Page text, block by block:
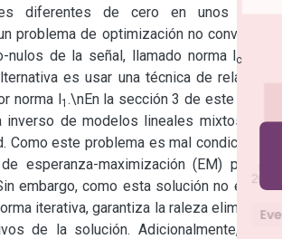
diferentes de cero en unos pocos
problema de optimización no convexo ya
de la señal, llamado norma lc
es usar una técnica de relajación,
norma l1 .\nEn la sección 3 de este trabajo
inverso de modelos lineales mixtos ralos
este problema es mal condicionado
esperanza-maximización (EM) para su
embargo, como esta solución no es rala,
iterativa, garantiza la raleza eliminando
de la solución. Adicionalmente, en la